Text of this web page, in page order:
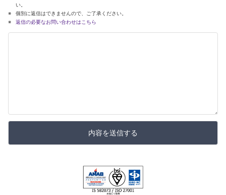
い。
個別に返信はできませんので、ご了承ください。
返信の必要なお問い合わせはこちら
内容を送信する